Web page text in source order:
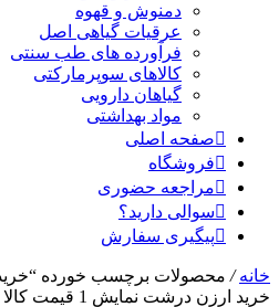
دمنوش و قهوه
عرقیات گیاهی اصل
فرآورده های طب سنتی
کالاهای سوپرمارکتی
گیاهان دارویی
مواد بهداشتی
صفحه اصلی
فروشگاه
مراجعه حضوری
سوالی دارید؟
پیگیری سفارش
خانه/ محصولات برچسب خورده
خرید ارزن درشت نمایش 1 قیمت کالا